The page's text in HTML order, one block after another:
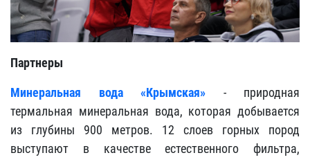
Партнеры
Минеральная вода «Крымская» - природная
термальная минеральная вода, которая добывается
из глубины 900 метров. 12 слоев горных пород
выступают в качестве естественного фильтра,